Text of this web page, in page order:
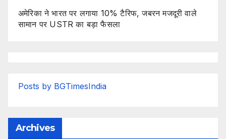
अमेरिका ने भारत पर लगाया 10% टैरिफ, जबरन मजदूरी वाले
सामान पर USTR का बड़ा फैसला
Posts by BGTimesIndia
Archives